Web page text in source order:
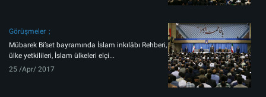
Görüşmeler
Mübarek Bi’set bayramında İslam inkılâbı Rehberi,
ülke yetkilileri, İslam ülkeleri elçi...
25 /Apr/ 2017